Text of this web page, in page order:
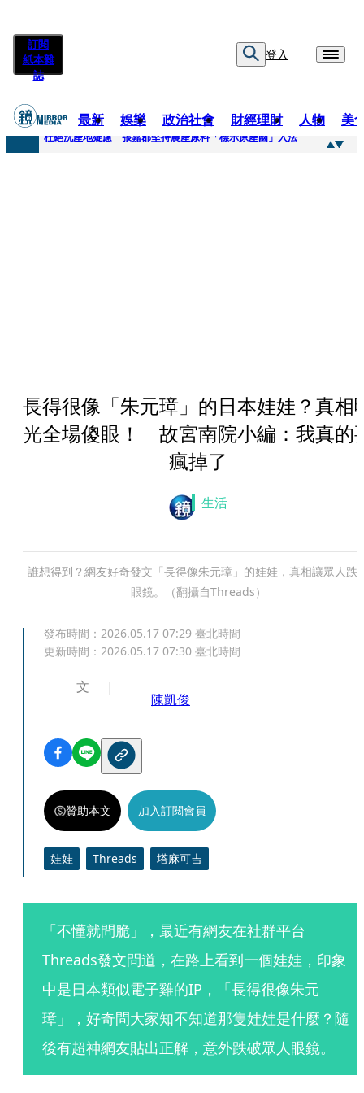
訂閱
紙本雜
誌
登入
最新 娛樂 政治社會 財經理財 人物 美
快訊
杜絕洗產地疑慮 張嘉郡堅持農產原料「標示原產國」入法
長得很像「朱元璋」的日本娃娃？真相
光全場傻眼！ 故宮南院小編：我真的
瘋掉了
生活
誰想得到？網友好奇發文「長得像朱元璋」的娃娃，真相讓眾人跌
眼鏡。（翻攝自Threads）
發布時間： 2026.05.17 07:29 臺北時間
更新時間： 2026.05.17 07:30 臺北時間
文
陳凱俊
贊助本文 加入訂閱會員
娃娃 Threads 塔麻可吉
「不懂就問脆」，最近有網友在社群平台
Threads發文問道，在路上看到一個娃娃，印象
中是日本類似電子雞的IP，「長得很像朱元
璋」，好奇問大家知不知道那隻娃娃是什麼？隨
後有超神網友貼出正解，意外跌破眾人眼鏡。